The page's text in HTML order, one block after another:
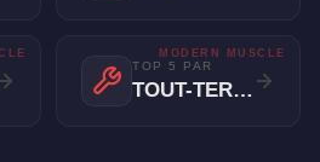
TOP 5 PAR
TOUT-TERRAIN
MODERN MUSCLE